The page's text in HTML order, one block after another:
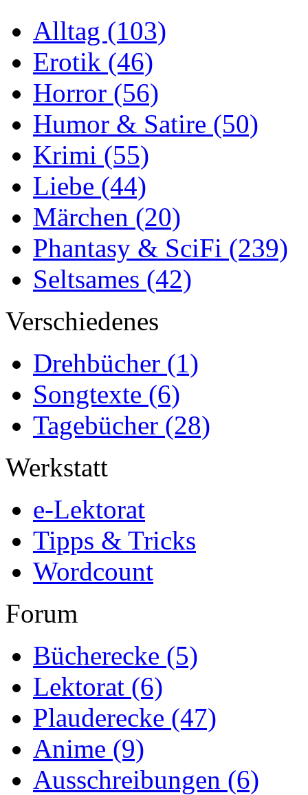
Alltag (103)
Erotik (46)
Horror (56)
Humor & Satire (50)
Krimi (55)
Liebe (44)
Märchen (20)
Phantasy & SciFi (239)
Seltsames (42)
Verschiedenes
Drehbücher (1)
Songtexte (6)
Tagebücher (28)
Werkstatt
e-Lektorat
Tipps & Tricks
Wordcount
Forum
Bücherecke (5)
Lektorat (6)
Plauderecke (47)
Anime (9)
Ausschreibungen (6)